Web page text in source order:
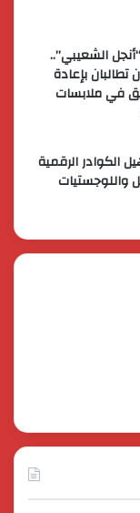
الشعيبي”..
تطالبان بإعادة
في ملابسات
الكوادر الرقمية
واللوجستيات